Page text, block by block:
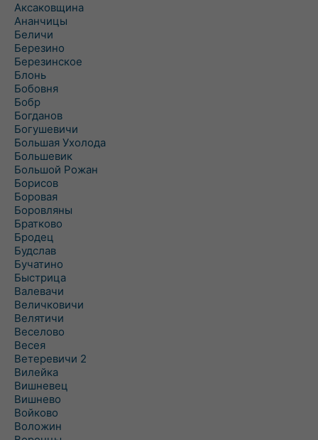
Аксаковщина
Ананчицы
Беличи
Березино
Березинское
Блонь
Бобовня
Бобр
Богданов
Богушевичи
Большая Ухолода
Большевик
Большой Рожан
Борисов
Боровая
Боровляны
Братково
Бродец
Будслав
Бучатино
Быстрица
Валевачи
Величковичи
Велятичи
Веселово
Весея
Ветеревичи 2
Вилейка
Вишневец
Вишнево
Войково
Воложин